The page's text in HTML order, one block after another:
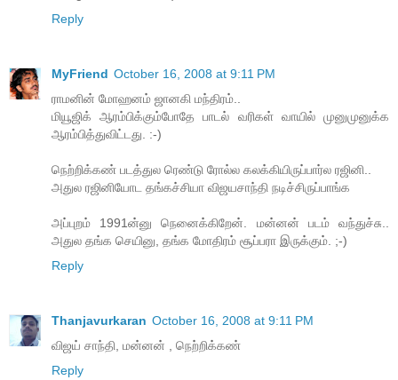
Reply
MyFriend October 16, 2008 at 9:11 PM
ராமனின் மோஹனம் ஜானகி மந்திரம்..
மியூஜிக் ஆரம்பிக்கும்போதே பாடல் வரிகள் வாயில் முனுமுனுக்க
ஆரம்பித்துவிட்டது. :-)
நெற்றிக்கண் படத்துல ரெண்டு ரோல்ல கலக்கியிருப்பார்ல ரஜினி..
அதுல ரஜினியோட தங்கச்சியா விஜயசாந்தி நடிச்சிருப்பாங்க
அப்புறம் 1991ன்னு நெனைக்கிறேன். மன்னன் படம் வந்துச்சு..
அதுல தங்க செயினு, தங்க மோதிரம் சூப்பரா இருக்கும். ;-)
Reply
Thanjavurkaran October 16, 2008 at 9:11 PM
விஜய் சாந்தி, மன்னன் , நெற்றிக்கண்
Reply